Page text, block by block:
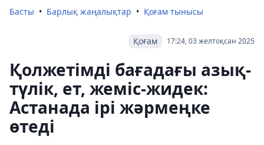
Басты Барлық жаңалықтар Қоғам тынысы
17:24, 03 желтоқсан 2025
Қоғам
Қолжетімді бағадағы азық-
түлік, ет, жеміс-жидек:
Астанада ірі жәрмеңке
өтеді